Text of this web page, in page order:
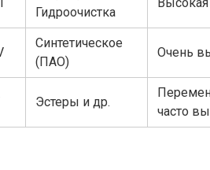
Гидроочистка
Высокая
Синтетическое
(ПАО)
Очень
Эстеры и др.
часто